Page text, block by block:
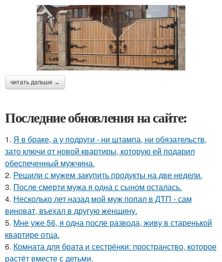
читать дальше →
Последние обновления на сайте:
1. Я в браке, а у подруги - ни штампа, ни обязательств,
зато ключи от новой квартиры, которую ей подарил
обеспеченный мужчина.
2. Решили с мужем закупить продукты на две недели.
3. После смерти мужа я одна с сыном осталась.
4. Несколько лет назад мой муж попал в ДТП - сам
виноват, въехал в другую женщину.
5. Мне уже 56, я одна после развода, живу в старенькой
квартире отца.
6. Комната для брата и сестрёнки: пространство, которое
растёт вместе с детьми.